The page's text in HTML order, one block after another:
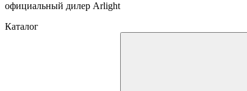
официальный дилер Arlight
Каталог